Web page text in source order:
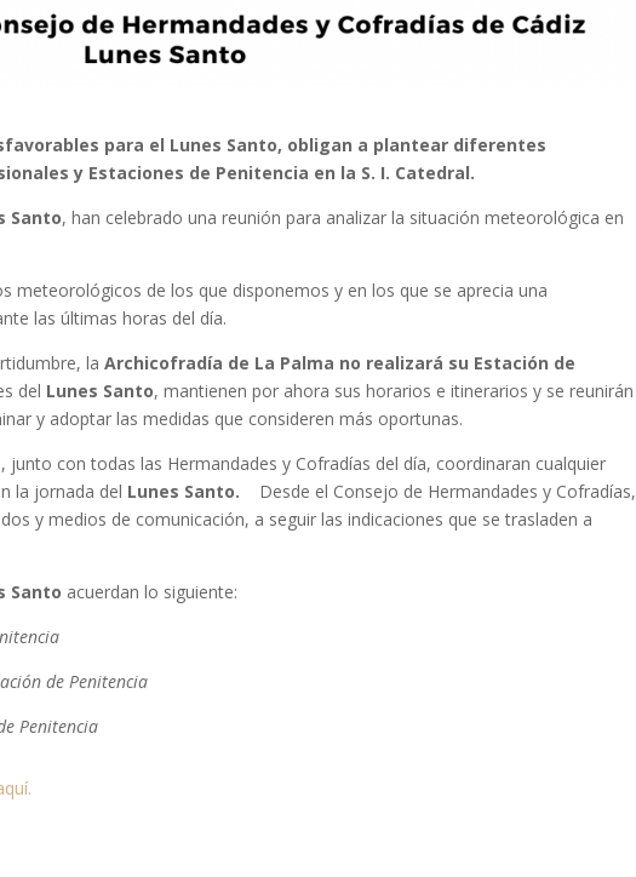
para el Lunes Santo, obligan a plantear diferentes
y Estaciones de Penitencia en la S. I. Catedral.
Santo, han celebrado una reunión para analizar la situación meteorológica en
meteorológicos de los que disponemos y en los que se aprecia una
las últimas horas del día.
laArchicofradía de La Palma no realizará su Estación de
del Lunes Santo, mantienen por ahora sus horarios e itinerarios y se reunirán
y adoptar las medidas que consideren más oportunas.
junto con todas las Hermandades y Cofradías del día, coordinaran cualquier
la jornada del Lunes Santo. Desde el Consejo de Hermandades y Cofradías,
y medios de comunicación, a seguir las indicaciones que se trasladen a
Santo acuerdan lo siguiente:
de Penitencia
Penitencia